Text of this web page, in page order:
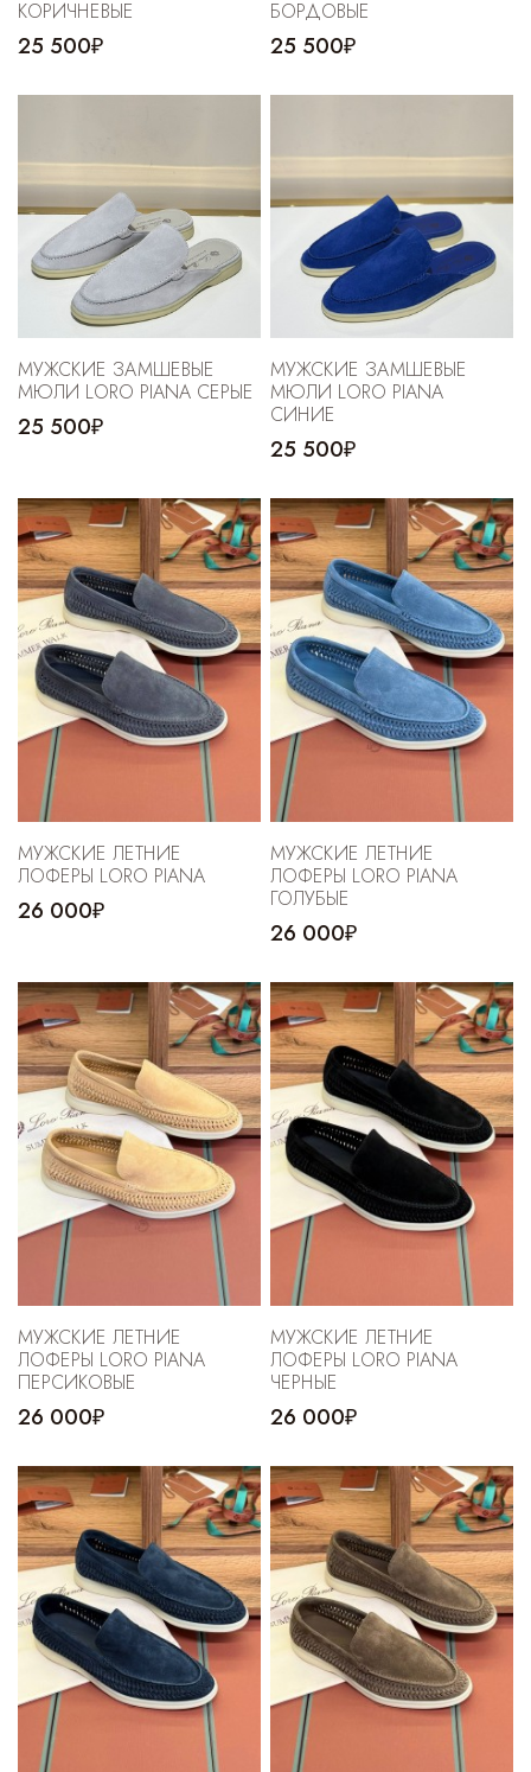
КОРИЧНЕВЫЕ
25 500₽
БОРДОВЫЕ
25 500₽
МУЖСКИЕ ЗАМШЕВЫЕ
МЮЛИ LORO PIANA СЕРЫЕ
25 500₽
МУЖСКИЕ ЗАМШЕВЫЕ
МЮЛИ LORO PIANA
СИНИЕ
25 500₽
МУЖСКИЕ ЛЕТНИЕ
ЛОФЕРЫ LORO PIANA
26 000₽
МУЖСКИЕ ЛЕТНИЕ
ЛОФЕРЫ LORO PIANA
ГОЛУБЫЕ
26 000₽
МУЖСКИЕ ЛЕТНИЕ
ЛОФЕРЫ LORO PIANA
ПЕРСИКОВЫЕ
26 000₽
МУЖСКИЕ ЛЕТНИЕ
ЛОФЕРЫ LORO PIANA
ЧЕРНЫЕ
26 000₽